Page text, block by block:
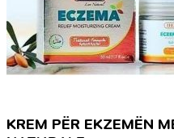
KREM PËR EKZEMËN